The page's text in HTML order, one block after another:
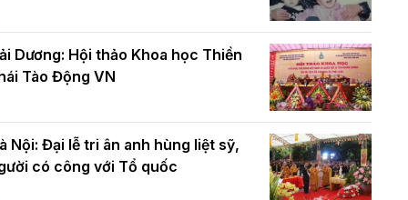
Dương: Hội thảo Khoa học Thiền
Tào Động VN
Nội: Đại lễ tri ân anh hùng liệt sỹ,
có công với Tổ quốc